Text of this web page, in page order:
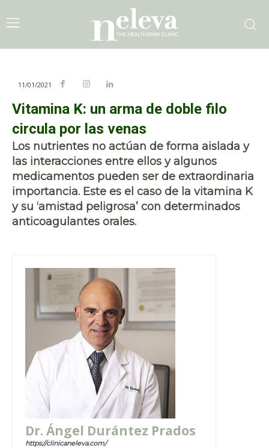
11/01/2021
Vitamina K: un arma de doble filo
circula por las venas
Los nutrientes no actúan de forma aislada y
las interacciones entre ellos y algunos
medicamentos pueden ser de extraordinaria
importancia. Este es el caso de la vitamina K
y su ‘amistad peligrosa’ con determinados
anticoagulantes orales.
Dr. Ángel Durántez Prados
https://clinicaneleva.com/